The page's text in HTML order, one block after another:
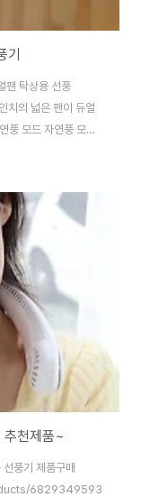
기
팬 탁상용 선풍
치의 넓은 팬이 듀얼
풍 모드 자연풍 모드
을 만들어줍니다.자
#탁상용선풍기##
이식선풍기 #충전
10481242686 비
토어..
추천제품~
풍기 제품구매
6829349593 디